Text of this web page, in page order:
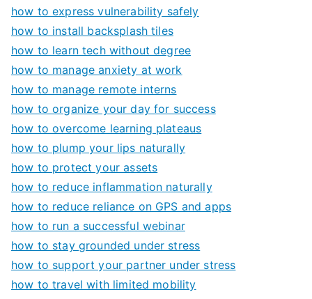
how to express vulnerability safely
how to install backsplash tiles
how to learn tech without degree
how to manage anxiety at work
how to manage remote interns
how to organize your day for success
how to overcome learning plateaus
how to plump your lips naturally
how to protect your assets
how to reduce inflammation naturally
how to reduce reliance on GPS and apps
how to run a successful webinar
how to stay grounded under stress
how to support your partner under stress
how to travel with limited mobility